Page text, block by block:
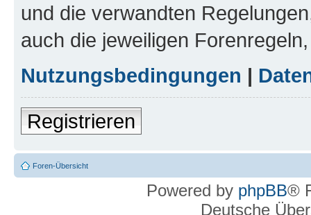
und die verwandten
auch die jeweiligen
Nutzungsbedingungen |
Registrieren
Foren-Übersicht
Powered by phpBB®
Deutsche